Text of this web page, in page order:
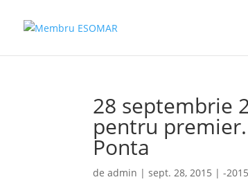
28 septembrie
pentru
Ponta
deadmin |sept. 28, 2015 |-